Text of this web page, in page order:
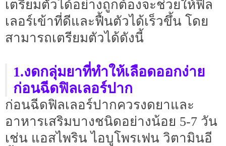
เตรียมตัวได้อย่างถูกต้องจะช่วยให้ฟิล
เลอร์เข้าที่ดีและฟื้นตัวได้เร็วขึ้น โดย
สามารถเตรียมตัวได้ดังนี้
1.งดกลุ่มยาที่ทำให้เลือดออกง่าย
ก่อนฉีดฟิลเลอร์ปาก
ก่อนฉีดฟิลเลอร์ปากควรงดยาและ
อาหารเสริมบางชนิดอย่างน้อย 5-7 วัน
เช่น แอสไพริน ไอบูโพรเฟน วิตามินอี